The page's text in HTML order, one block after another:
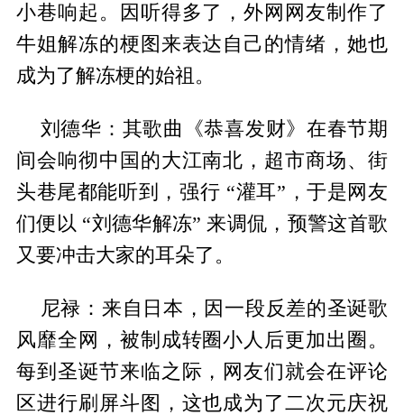
小巷响起。因听得多了，外网网友制作了
牛姐解冻的梗图来表达自己的情绪，她也
成为了解冻梗的始祖。
刘德华：其歌曲《恭喜发财》在春节期
间会响彻中国的大江南北，超市商场、街
头巷尾都能听到，强行 “灌耳”，于是网友
们便以 “刘德华解冻” 来调侃，预警这首歌
又要冲击大家的耳朵了。
尼禄：来自日本，因一段反差的圣诞歌
风靡全网，被制成转圈小人后更加出圈。
每到圣诞节来临之际，网友们就会在评论
区进行刷屏斗图，这也成为了二次元庆祝